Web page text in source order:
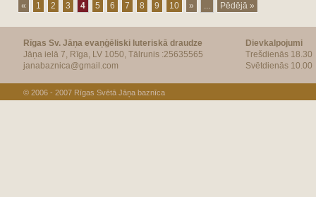
« 1 2 3 4 5 6 7 8 9 10 » ... Pēdējā »
Rīgas Sv. Jāņa evaņģēliski luteriskā draudze
Jāņa ielā 7, Rīga, LV 1050, Tālrunis :25635565
janabaznica@gmail.com
Dievkalpojumi
Trešdienās 18.30
Svētdienās 10.00
© 2006 - 2007 Rīgas Svētā Jāņa baznīca